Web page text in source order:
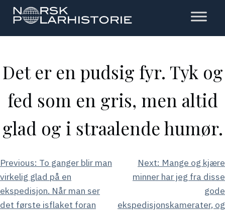
Hopp
hovedinnholdet
Polarhistorie
Det er en pudsig fyr. Tyk og
fed som en gris, men altid
glad og i straalende humør.
Innleggsnavigasjon
Previous: To ganger blir man
virkelig glad på en
ekspedisjon. Når man ser
det første isflaket foran
Next: Mange og kjære
minner har jeg fra disse
gode
ekspedisjonskamerater, og